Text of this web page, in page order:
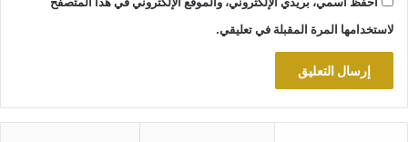
لاستخدامها المرة المقبلة في تعليقي.